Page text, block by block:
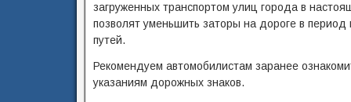
загруженных транспортом улиц города в
позволят уменьшить заторы на дороге в
путей.
Рекомендуем автомобилистам заранее
указаниям дорожных знаков.